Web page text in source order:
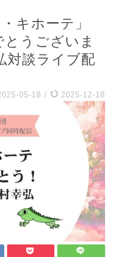
キホーテ」
うございま
対談ライブ配
05-18 / 2025-12-18